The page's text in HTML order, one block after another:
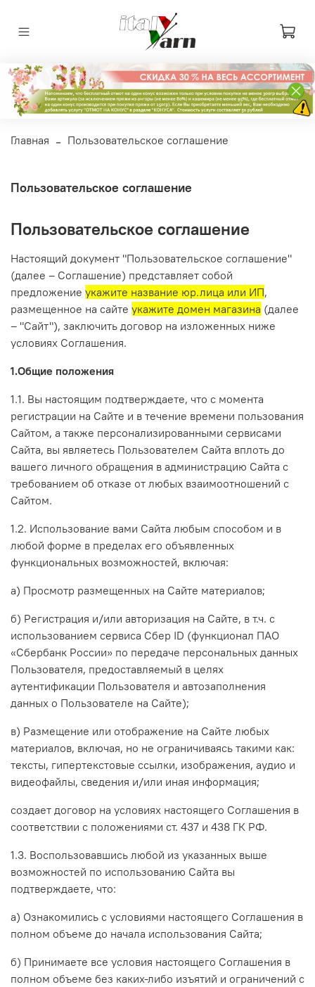
Главная Пользовательское соглашение
Пользовательское соглашение
Пользовательское соглашение
Настоящий документ "Пользовательское соглашение"
(далее – Соглашение) представляет собой
предложение укажите название юр.лица или ИП,
размещенное на сайте укажите домен магазина (далее
– "Сайт"), заключить договор на изложенных ниже
условиях Соглашения.
1.Общие положения
1.1. Вы настоящим подтверждаете, что с момента
регистрации на Сайте и в течение времени пользования
Сайтом, а также персонализированными сервисами
Сайта, вы являетесь Пользователем Сайта вплоть до
вашего личного обращения в администрацию Сайта с
требованием об отказе от любых взаимоотношений с
Сайтом.
1.2. Использование вами Сайта любым способом и в
любой форме в пределах его объявленных
функциональных возможностей, включая:
а) Просмотр размещенных на Сайте материалов;
б) Регистрация и/или авторизация на Сайте, в т.ч. с
использованием сервиса Сбер ID (функционал ПАО
«Сбербанк России» по передаче персональных данных
Пользователя, предоставляемый в целях
аутентификации Пользователя и автозаполнения
данных о Пользователе на Сайте);
в) Размещение или отображение на Сайте любых
материалов, включая, но не ограничиваясь такими как:
тексты, гипертекстовые ссылки, изображения, аудио и
видеофайлы, сведения и/или иная информация;
создает договор на условиях настоящего Соглашения в
соответствии с положениями ст. 437 и 438 ГК РФ.
1.3. Воспользовавшись любой из указанных выше
возможностей по использованию Сайта вы
подтверждаете, что:
а) Ознакомились с условиями настоящего Соглашения в
полном объеме до начала использования Сайта;
б) Принимаете все условия настоящего Соглашения в
полном объеме без каких-либо изъятий и ограничений с